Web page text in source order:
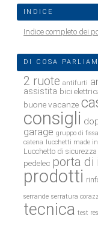
INDICE
Indice completo dei
DI COSA
2 ruote antifurti
assistita bici
buone vacanze
consigli
garage gruppo di
catena lucchetti made
Lucchetto di sicurezza
pedelec porta di
prodotti
serrande serratura
tecnica test